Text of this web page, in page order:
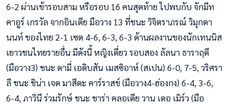
6-2 ผ่านเข้ารอบสาม หรือรอบ 16 คนสุดท้าย ไปพบกับ จักมีท
คาอูร์ เกรวัล จากอินเดีย มือวาง 13 ที่ชนะ วิจิตราภรณ์ วิมุกตา
นนท์ ของไทย 2-1 เซต 4-6, 6-3, 6-3 ด้านผลงานของนักเทนนิส
เยาวชนไทยรายอื่น มีดังนี้ หญิงเดี่ยว รอบสอง ลัลนา ธาราฤดี
(มือวาง3) ชนะ ดามี่ เอดิบสัน เมสซิอาห์ (สเปน) 6-0, 7-5, วริศรา
ลี ชนะ ชิน่า เจด มาสึดะ คาร์ราสช์ (มือวาง4-ฮ่องกง) 6-4, 3-6,
6-4, ภาวินี ร่วมรักษ์ ชนะ ชาร่า คลอเดีย วาน เดอ เมิร์ว (มือ